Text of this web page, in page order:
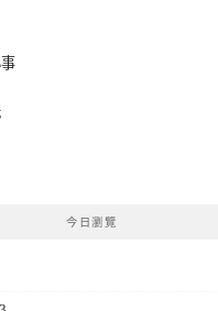
今日瀏覽